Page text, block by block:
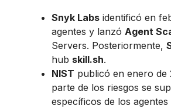
Snyk Labs identificó en
agentes y lanzó Agent
Servers. Posteriormente,
hub skill.sh.
NIST publicó en enero de
parte de los riesgos se
específicos de los